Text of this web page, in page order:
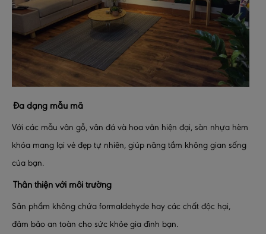
Đa dạng mẫu mã
Với các mẫu vân gỗ, vân đá và hoa văn hiện đại, sàn nhựa hèm
khóa mang lại vẻ đẹp tự nhiên, giúp nâng tầm không gian sống
của bạn.
Thân thiện với môi trường
Sản phẩm không chứa formaldehyde hay các chất độc hại,
đảm bảo an toàn cho sức khỏe gia đình bạn.